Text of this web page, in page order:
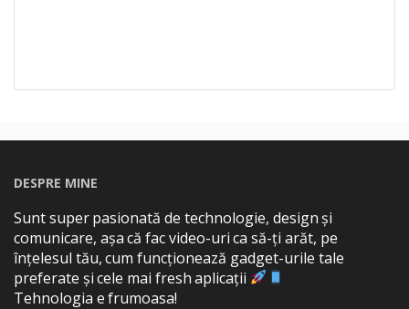
DESPRE MINE
Sunt super pasionată de technologie, design și
comunicare, așa că fac video-uri ca să-ți arăt, pe
înțelesul tău, cum funcționează gadget-urile tale
preferate și cele mai fresh aplicații
Tehnologia e frumoasa!